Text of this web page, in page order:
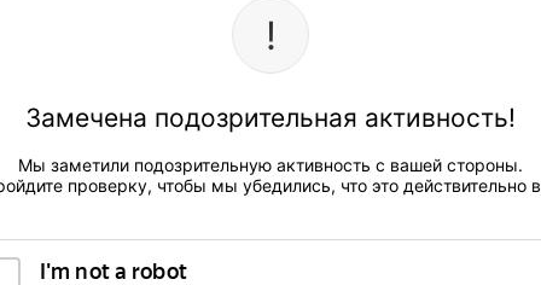
Замечена подозрительная активность!
Мы заметили подозрительную активность с вашей стороны.
проверку, чтобы мы убедились, что это действительно